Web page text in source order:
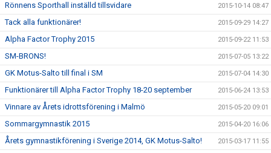
Rönnens Sporthall inställd tillsvidare 2015-10-14 08:47
Tack alla funktionärer! 2015-09-29 14:27
Alpha Factor Trophy 2015 2015-09-22 11:53
SM-BRONS! 2015-07-05 13:22
GK Motus-Salto till final i SM 2015-07-04 14:30
Funktionärer till Alpha Factor Trophy 18-20 september 2015-06-24 13:53
Vinnare av Årets idrottsförening i Malmö 2015-05-20 09:01
Sommargymnastik 2015 2015-04-20 16:06
Årets gymnastikförening i Sverige 2014, GK Motus-Salto! 2015-03-17 11:55